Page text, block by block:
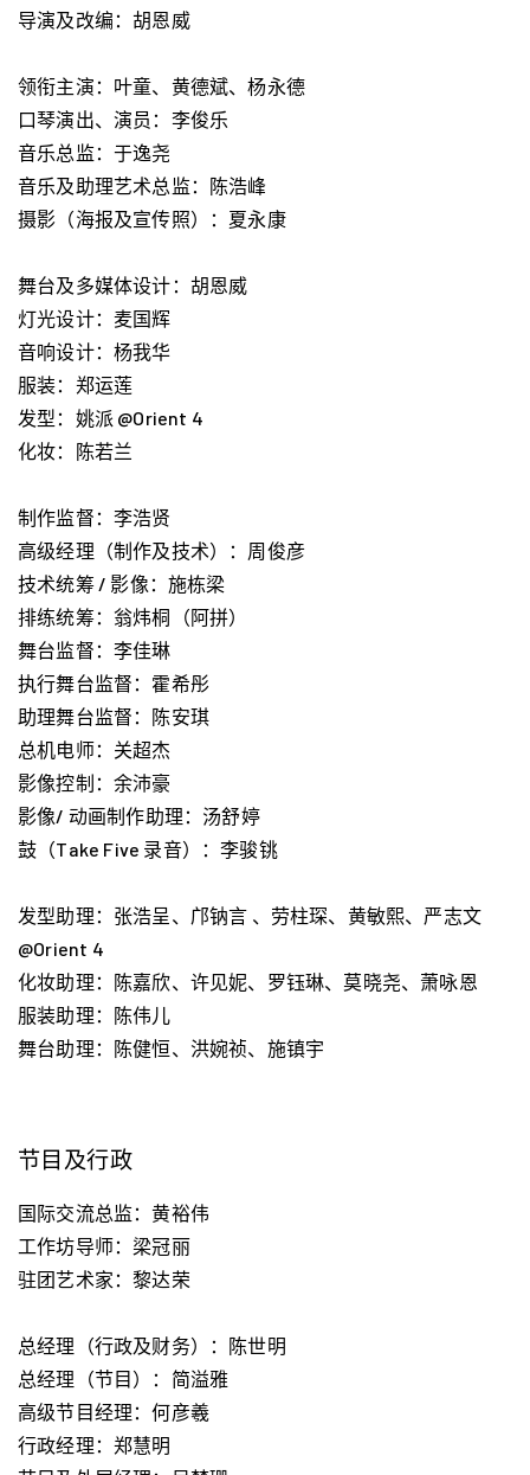
导演及改编：胡恩威
领衔主演：叶童、黄德斌、杨永德
口琴演出、演员：李俊乐
音乐总监：于逸尧
音乐及助理艺术总监：陈浩峰
摄影（海报及宣传照）：夏永康
舞台及多媒体设计：胡恩威
灯光设计：麦国辉
音响设计：杨我华
服装：郑运莲
发型：姚派 @Orient 4
化妆：陈若兰
制作监督：李浩贤
高级经理（制作及技术）：周俊彦
技术统筹 / 影像：施栋梁
排练统筹：翁炜桐（阿拼）
舞台监督：李佳琳
执行舞台监督：霍希彤
助理舞台监督：陈安琪
总机电师：关超杰
影像控制：余沛豪
影像/ 动画制作助理：汤舒婷
鼓（Take Five 录音）：李骏铫
发型助理：张浩呈、邝钠言 、劳柱琛、黄敏熙、严志文
@Orient 4
化妆助理：陈嘉欣、许见妮、罗钰琳、莫晓尧、萧咏恩
服装助理：陈伟儿
舞台助理：陈健恒、洪婉祯、施镇宇
节目及行政
国际交流总监：黄裕伟
工作坊导师：梁冠丽
驻团艺术家：黎达荣
总经理（行政及财务）：陈世明
总经理（节目）：简溢雅
高级节目经理：何彦羲
行政经理：郑慧明